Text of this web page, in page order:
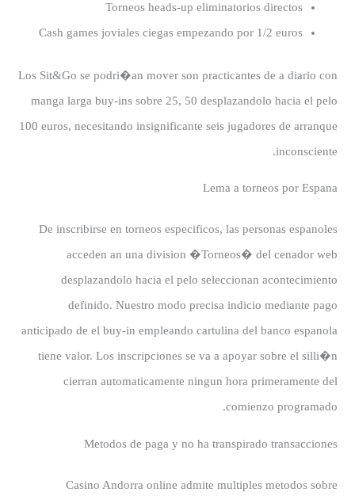
Torneos heads-up eliminatorios directos
Cash games joviales ciegas empezando por 1/2 euros
Los Sit&Go se podri�an mover son practicantes de a diario con
manga larga buy-ins sobre 25, 50 desplazandolo hacia el pelo
100 euros, necesitando insignificante seis jugadores de arranque
inconsciente.
Lema a torneos por Espana
De inscribirse en torneos especificos, las personas espanoles
acceden an una division �Torneos� del cenador web
desplazandolo hacia el pelo seleccionan acontecimiento
definido. Nuestro modo precisa indicio mediante pago
anticipado de el buy-in empleando cartulina del banco espanola
tiene valor. Los inscripciones se va a apoyar sobre el silli�n
cierran automaticamente ningun hora primeramente del
comienzo programado.
Metodos de paga y no ha transpirado transacciones
Casino Andorra online admite multiples metodos sobre